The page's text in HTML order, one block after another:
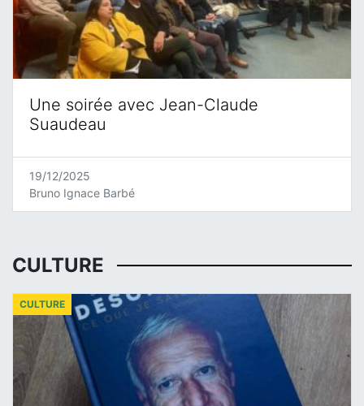
Une soirée avec Jean-Claude
Suaudeau
19/12/2025
Bruno Ignace Barbé
CULTURE
CULTURE